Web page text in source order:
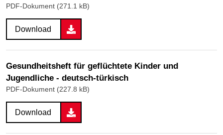
PDF-Dokument (271.1 kB)
Download
Gesundheitsheft für geflüchtete Kinder und
Jugendliche - deutsch-türkisch
PDF-Dokument (227.8 kB)
Download